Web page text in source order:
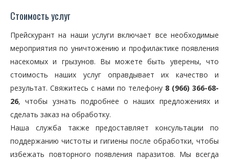
Стоимость услуг
Прейскурант на наши услуги включает все необходимые
мероприятия по уничтожению и профилактике появления
насекомых и грызунов. Вы можете быть уверены, что
стоимость наших услуг оправдывает их качество и
результат. Свяжитесь с нами по телефону 8 (966) 366-68-
26, чтобы узнать подробнее о наших предложениях и
сделать заказ на обработку.
Наша служба также предоставляет консультации по
поддержанию чистоты и гигиены после обработки, чтобы
избежать повторного появления паразитов. Мы всегда